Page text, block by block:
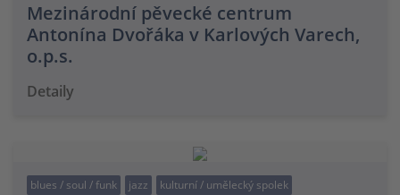
Mezinárodní pěvecké centrum
Antonína Dvořáka v Karlových Varech,
o.p.s.
Detaily
blues / soul / funk jazz
kulturní / umělecký spolek